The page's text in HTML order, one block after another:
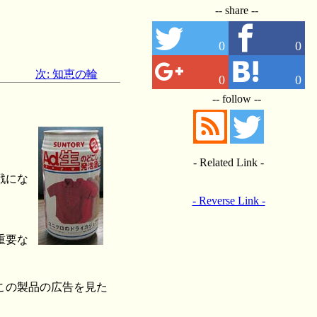
次: 知恵の輪
にな
要な
の製品の広告を見た
-- share --
0 0
0 0
-- follow --
- Related Link -
- Reverse Link -